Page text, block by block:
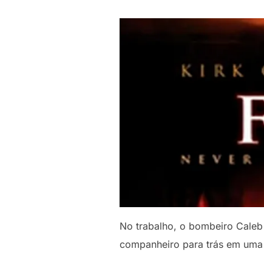
No trabalho, o bombeiro
companheiro para trás em